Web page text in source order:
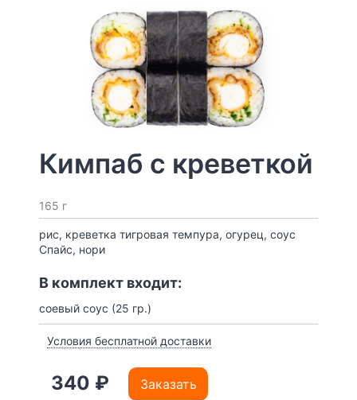
Кимпаб с креветкой
165 г
рис, креветка тигровая темпура, огурец, соус
Спайс, нори
В комплект входит:
соевый соус (25 гр.)
Условия бесплатной доставки
340 ₽ Заказать